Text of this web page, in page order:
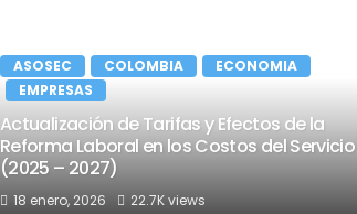
ASOSEC COLOMBIA
ECONOMIA
EMPRESAS
Actualización de Tarifas y Efectos de la
Reforma Laboral en los Costos del Servicio
(2025 – 2027)
18 enero, 2026 22.7K views